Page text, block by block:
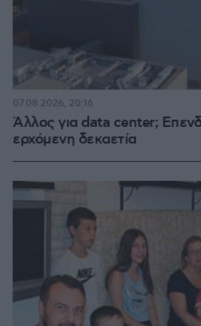
Άλλος για data center;
ερχόμενη δεκαετία
07.08.2026, 20:16